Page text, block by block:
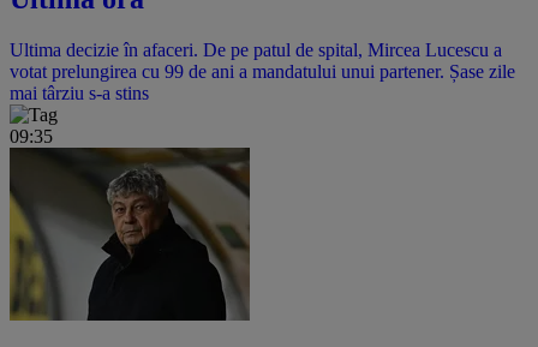
Ultima decizie în afaceri. De pe patul de spital, Mircea Lucescu a
votat prelungirea cu 99 de ani a mandatului unui partener. Șase zile
mai târziu s-a stins
09:35